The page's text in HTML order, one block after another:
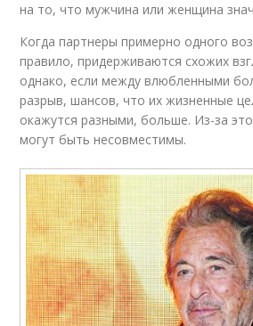
на то, что мужчина или женщина
Когда партнеры примерно одного
правило, придерживаются схожих
однако, если между влюбленными
разрыв, шансов, что их жизненные
окажутся разными, больше. Из-за
могут быть несовместимы.